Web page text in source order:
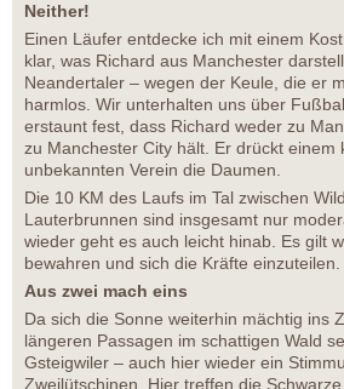
Neither!
Einen Läufer entdecke ich mit einem
klar, was Richard aus Manchester
Neandertaler – wegen der Keule, die er
harmlos. Wir unterhalten uns über
erstaunt fest, dass Richard weder zu
zu Manchester City hält. Er drückt einem
unbekannten Verein die Daumen.
Die 10 KM des Laufs im Tal zwischen
Lauterbrunnen sind insgesamt nur
wieder geht es auch leicht hinab. Es gilt
bewahren und sich die Kräfte einzuteilen.
Aus zwei mach eins
Da sich die Sonne weiterhin mächtig ins
längeren Passagen im schattigen Wald
Gsteigwiler – auch hier wieder ein
Zweilütschinen. Hier treffen die